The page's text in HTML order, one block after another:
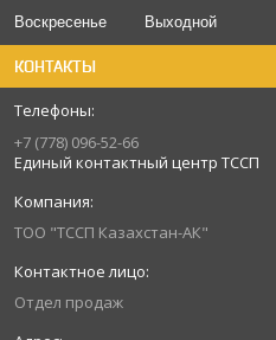
Воскресенье
Выходной
КОНТАКТЫ
+7 (778) 096-52-66
Единый контактный центр ТССП
ТОО "ТССП Казахстан-АК"
Отдел продаж